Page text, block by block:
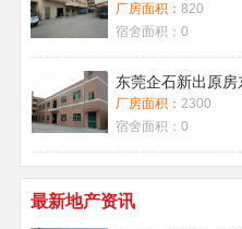
厂房面积： 820
宿舍面积： 0
东莞企石新出原房
厂房面积： 2300
宿舍面积： 0
最新地产资讯